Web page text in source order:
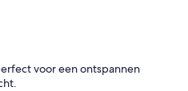
voor een ontspannen